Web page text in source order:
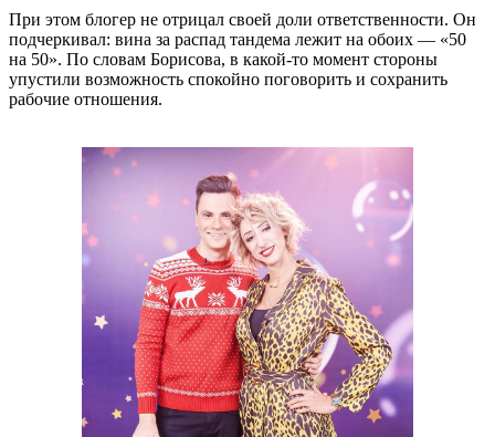
При этом блогер не отрицал своей доли ответственности. Он
подчеркивал: вина за распад тандема лежит на обоих — «50
на 50». По словам Борисова, в какой-то момент стороны
упустили возможность спокойно поговорить и сохранить
рабочие отношения.